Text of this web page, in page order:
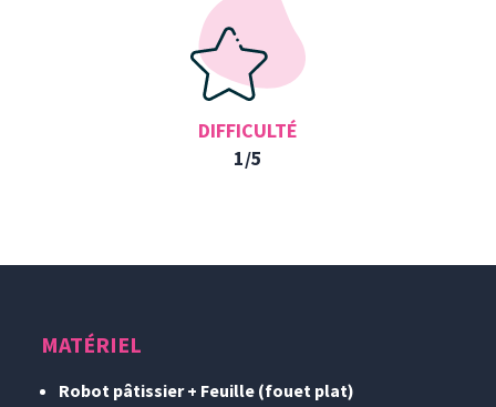
DIFFICULTÉ
1/5
MATÉRIEL
Robot pâtissier + Feuille (fouet plat)